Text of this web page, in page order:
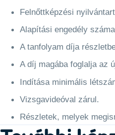
Felnőttképzési
Alapítási engedély
A tanfolyam díja
A díj magába foglalja az
Indítása minimális
Vizsgavideóval zárul.
Részletek, melyek